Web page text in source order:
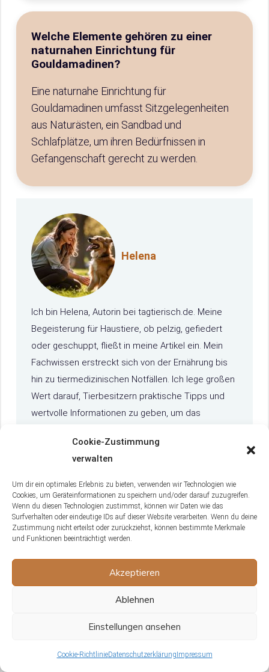
Cookie-Zustimmung
verwalten
Um dir ein optimales Erlebnis zu bieten, verwenden wir Technologien wie
Cookies, um Geräteinformationen zu speichern und/oder darauf zuzugreifen.
Wenn du diesen Technologien zustimmst, können wir Daten wie das
Surfverhalten oder eindeutige IDs auf dieser Website verarbeiten. Wenn du deine
Zustimmung nicht erteilst oder zurückziehst, können bestimmte Merkmale
und Funktionen beeinträchtigt werden.
Akzeptieren
Ablehnen
Einstellungen ansehen
Cookie-RichtlinieDatenschutzerklärung Impressum
Welche Elemente gehören zu einer
naturnahen Einrichtung für
Gouldamadinen?
Eine naturnahe Einrichtung für
Gouldamadinen umfasst Sitzgelegenheiten
aus Naturästen, ein Sandbad und
Schlafplätze, um ihren Bedürfnissen in
Gefangenschaft gerecht zu werden.
Helena
Ich bin Helena, Autorin bei tagtierisch.de. Meine
Begeisterung für Haustiere, ob pelzig, gefiedert
oder geschuppt, fließt in meine Artikel ein. Mein
Fachwissen erstreckt sich von der Ernährung bis
hin zu tiermedizinischen Notfällen. Ich lege großen
Wert darauf, Tierbesitzern praktische Tipps und
wertvolle Informationen zu geben, um das
verbessern.
Schreibe einen Kommentar